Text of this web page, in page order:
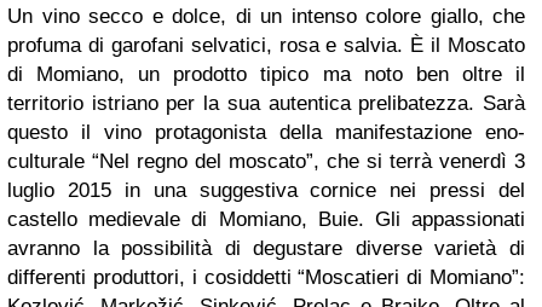
Un vino secco e dolce, di un intenso colore giallo, che
profuma di garofani selvatici, rosa e salvia. È il Moscato
di Momiano, un prodotto tipico ma noto ben oltre il
territorio istriano per la sua autentica prelibatezza. Sarà
questo il vino protagonista della manifestazione eno-
culturale “Nel regno del moscato”, che si terrà venerdì 3
luglio 2015 in una suggestiva cornice nei pressi del
castello medievale di Momiano, Buie. Gli appassionati
avranno la possibilità di degustare diverse varietà di
differenti produttori, i cosiddetti “Moscatieri di Momiano”: